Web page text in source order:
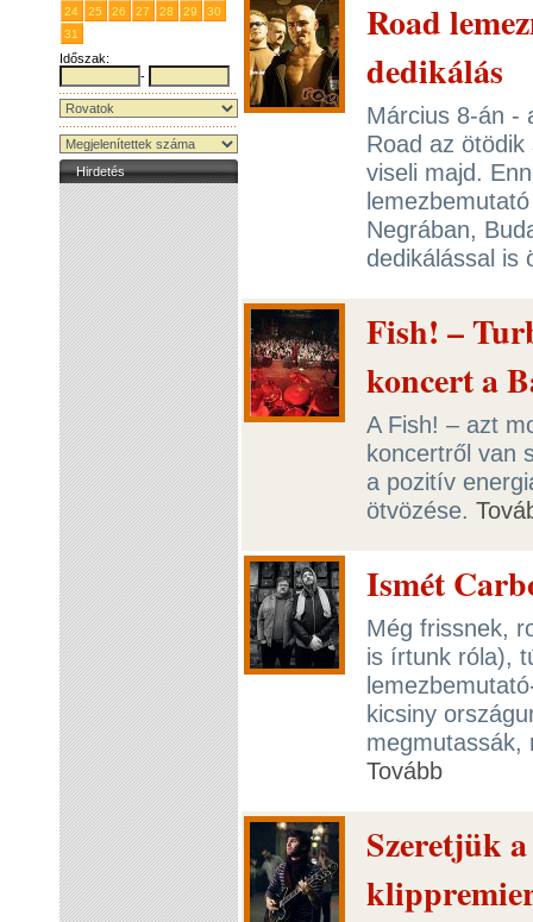
24
25 26 27 28 29
30
31
Időszak:
-
Hirdetés
Road
dedikálás
Március 8-án -
Road az
viseli majd.
Negrában,
dedikálással is
Fish! –
koncert a
A Fish! – azt
koncertről van
a pozitív
ötvözése.
Ismét
Még frissnek,
is írtunk róla),
kicsiny
megmutassák,
Tovább
Szeretjük